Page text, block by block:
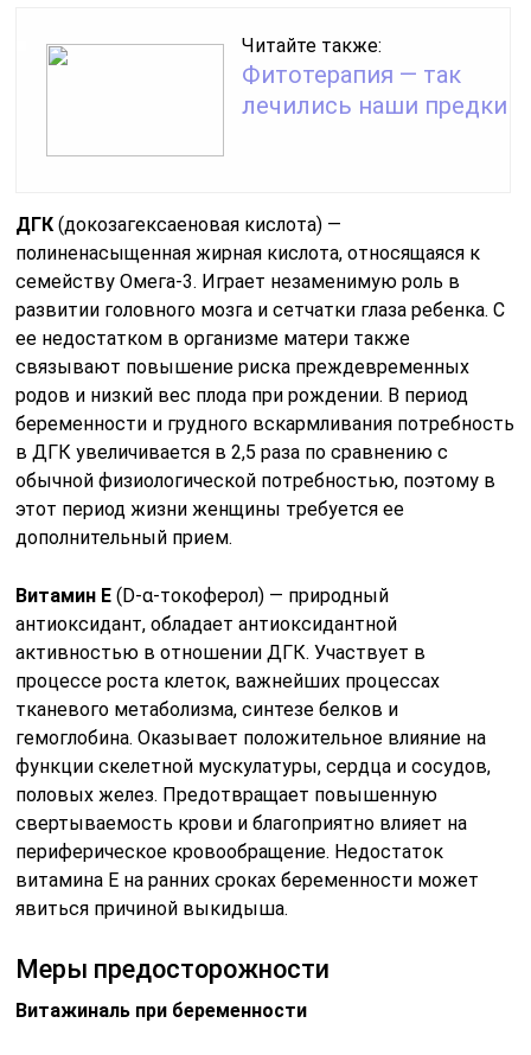
Читайте также:
Фитотерапия — так
лечились наши предки
ДГК (докозагексаеновая кислота) —
полиненасыщенная жирная кислота, относящаяся к
семейству Омега-3. Играет незаменимую роль в
развитии головного мозга и сетчатки глаза ребенка. С
ее недостатком в организме матери также
связывают повышение риска преждевременных
родов и низкий вес плода при рождении. В период
беременности и грудного вскармливания потребность
в ДГК увеличивается в 2,5 раза по сравнению с
обычной физиологической потребностью, поэтому в
этот период жизни женщины требуется ее
дополнительный прием.
Витамин Е (D-α-токоферол) — природный
антиоксидант, обладает антиоксидантной
активностью в отношении ДГК. Участвует в
процессе роста клеток, важнейших процессах
тканевого метаболизма, синтезе белков и
гемоглобина. Оказывает положительное влияние на
функции скелетной мускулатуры, сердца и сосудов,
половых желез. Предотвращает повышенную
свертываемость крови и благоприятно влияет на
периферическое кровообращение. Недостаток
витамина Е на ранних сроках беременности может
явиться причиной выкидыша.
Меры предосторожности
Витажиналь при беременности